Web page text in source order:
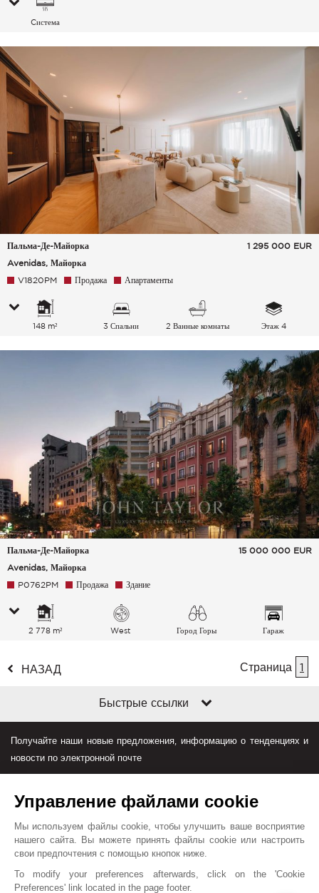
Cистема
Пальма-Де-Майорка
Avenidas, Майорка
1 295 000 EUR
V1820PM Продажа Апартаменты
148 m² 3 Спальни 2 Ванные комнаты Этаж 4
Пальма-Де-Майорка
Avenidas, Майорка
15 000 000 EUR
P0762PM Продажа Здание
2 778 m² West Город Горы Гараж
НАЗАД Страница 1
Быстрые ссылки
Получайте наши новые предложения, информацию о тенденциях и
новости по электронной почте
Управление файлами cookie
Мы используем файлы cookie, чтобы улучшить ваше восприятие
нашего сайта. Вы можете принять файлы cookie или настроить
свои предпочтения с помощью кнопок ниже.
To modify your preferences afterwards, click on the 'Cookie
Preferences' link located in the page footer.